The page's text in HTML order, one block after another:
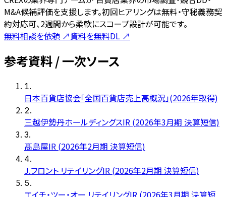
M&A候補評価を支援します。初回ヒアリングは無料・守秘義務契
約対応可、2週間から柔軟にスコープ設計が可能です。
無料相談を依頼 ↗資料を無料DL ↗
参考資料 / 一次ソース
1.
日本百貨店協会「全国百貨店売上高概況」(2026年取得)
2.
三越伊勢丹ホールディングスIR (2026年3月期 決算短信)
3.
髙島屋IR (2026年2月期 決算短信)
4.
J.フロント リテイリングIR (2026年2月期 決算短信)
5.
エイチ・ツー・オー リテイリングIR (2026年3月期 決算短